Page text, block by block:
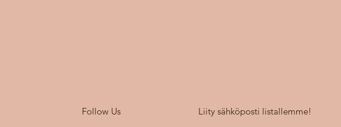
Follow Us Liity sähköposti listallemme!